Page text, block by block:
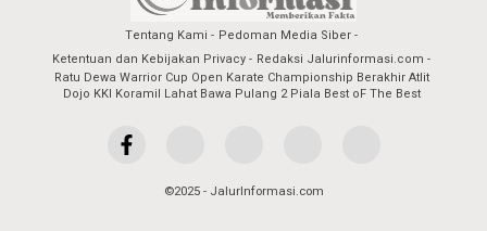
Tentang Kami
Pedoman Media Siber
Ketentuan dan Kebijakan Privacy
Redaksi Jalurinformasi.com
Ratu Dewa Warrior Cup Open Karate Championship Berakhir Atlit
Dojo KKI Koramil Lahat Bawa Pulang 2 Piala Best oF The Best
©2025 - JalurInformasi.com